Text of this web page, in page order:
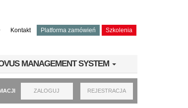
Kontakt Platforma zamówień Szkolenia
MANAGEMENT SYSTEM
ZALOGUJ REJESTRACJA